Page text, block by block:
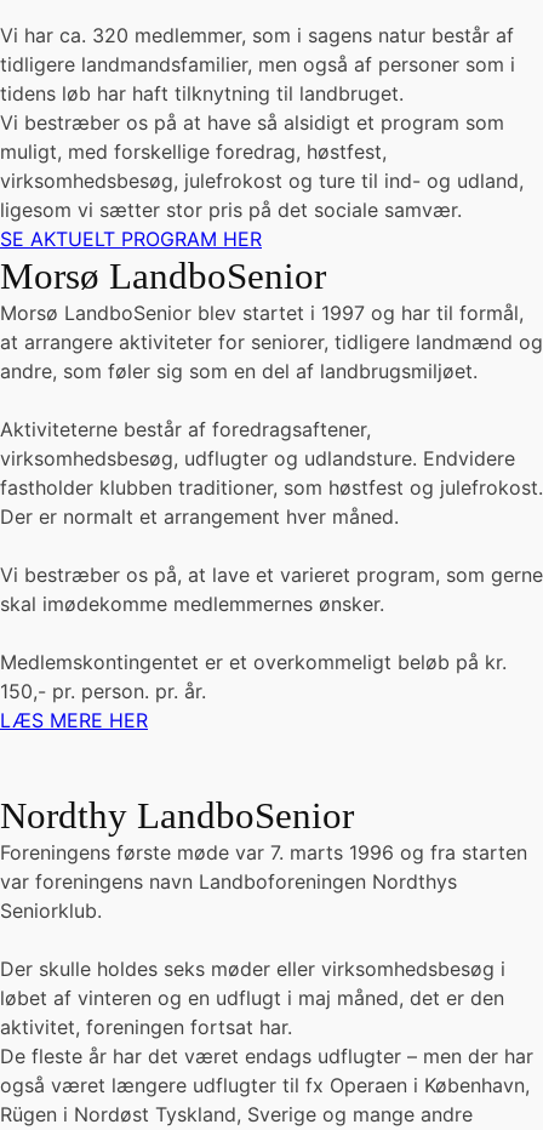
Vi har ca. 320 medlemmer, som i sagens natur består af
tidligere landmandsfamilier, men også af personer som i
tidens løb har haft tilknytning til landbruget.
Vi bestræber os på at have så alsidigt et program som
muligt, med forskellige foredrag, høstfest,
virksomhedsbesøg, julefrokost og ture til ind- og udland,
ligesom vi sætter stor pris på det sociale samvær.
SE AKTUELT PROGRAM HER
Morsø LandboSenior
Morsø LandboSenior blev startet i 1997 og har til formål,
at arrangere aktiviteter for seniorer, tidligere landmænd og
andre, som føler sig som en del af landbrugsmiljøet.
Aktiviteterne består af foredragsaftener,
virksomhedsbesøg, udflugter og udlandsture. Endvidere
fastholder klubben traditioner, som høstfest og julefrokost.
Der er normalt et arrangement hver måned.
Vi bestræber os på, at lave et varieret program, som gerne
skal imødekomme medlemmernes ønsker.
Medlemskontingentet er et overkommeligt beløb på kr.
150,- pr. person. pr. år.
LÆS MERE HER
Nordthy LandboSenior
Foreningens første møde var 7. marts 1996 og fra starten
var foreningens navn Landboforeningen Nordthys
Seniorklub.
Der skulle holdes seks møder eller virksomhedsbesøg i
løbet af vinteren og en udflugt i maj måned, det er den
aktivitet, foreningen fortsat har.
De fleste år har det været endags udflugter – men der har
også været længere udflugter til fx Operaen i København,
Rügen i Nordøst Tyskland, Sverige og mange andre